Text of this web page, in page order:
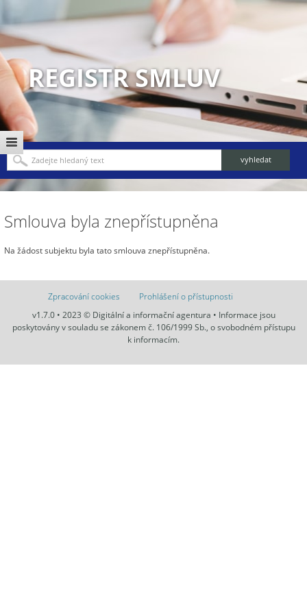
REGISTR SMLUV
Smlouva byla znepřístupněna
Na žádost subjektu byla tato smlouva znepřístupněna.
Zpracování cookies
Prohlášení o přístupnosti
v1.7.0 • 2023 © Digitální a informační agentura • Informace jsou
poskytovány v souladu se zákonem č. 106/1999 Sb., o svobodném přístupu
k informacím.